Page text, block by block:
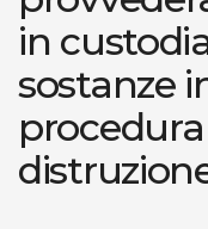
in
sostanze
procedura